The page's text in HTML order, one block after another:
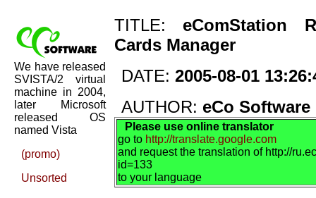
We have released
SVISTA/2 virtual
machine in 2004,
later Microsoft
released OS
named Vista
(promo)
Unsorted
TITLE: eComStation
Cards Manager
DATE: 2005-08-01
AUTHOR: eCo Software
Please use online translator
go to http://translate.google.com
and request the translation of http://
id=133
to your language